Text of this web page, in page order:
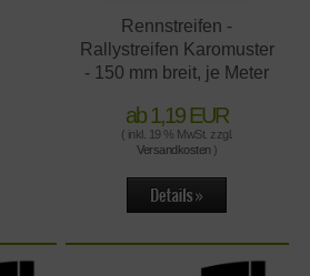
Rennstreifen -
Rallystreifen Karomuster
- 150 mm breit, je Meter
ab 1,19 EUR
( inkl. 19 % MwSt. zzgl.
Versandkosten )